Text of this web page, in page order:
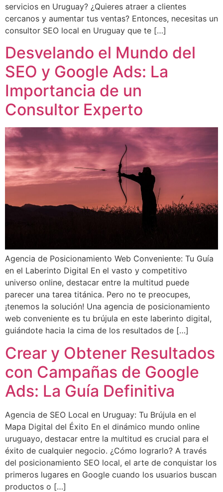
servicios en Uruguay? ¿Quieres atraer a clientes
cercanos y aumentar tus ventas? Entonces, necesitas un
consultor SEO local en Uruguay que te […]
Desvelando el Mundo del
SEO y Google Ads: La
Importancia de un
Consultor Experto
Agencia de Posicionamiento Web Conveniente: Tu Guía
en el Laberinto Digital En el vasto y competitivo
universo online, destacar entre la multitud puede
parecer una tarea titánica. Pero no te preocupes,
¡tenemos la solución! Una agencia de posicionamiento
web conveniente es tu brújula en este laberinto digital,
guiándote hacia la cima de los resultados de […]
Crear y Obtener Resultados
con Campañas de Google
Ads: La Guía Definitiva
Agencia de SEO Local en Uruguay: Tu Brújula en el
Mapa Digital del Éxito En el dinámico mundo online
uruguayo, destacar entre la multitud es crucial para el
éxito de cualquier negocio. ¿Cómo lograrlo? A través
del posicionamiento SEO local, el arte de conquistar los
primeros lugares en Google cuando los usuarios buscan
productos o […]